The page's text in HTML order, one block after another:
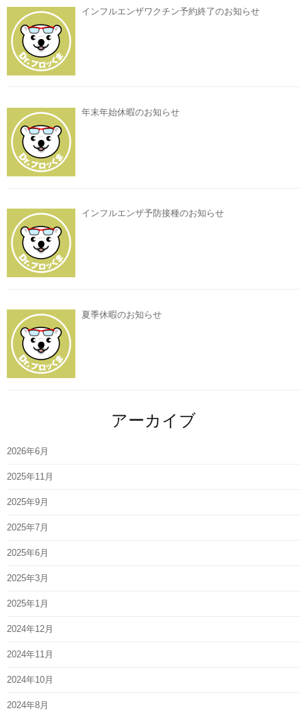
インフルエンザワクチン予約終了のお知らせ
年末年始休暇のお知らせ
インフルエンザ予防接種のお知らせ
夏季休暇のお知らせ
アーカイブ
2026年6月
2025年11月
2025年9月
2025年7月
2025年6月
2025年3月
2025年1月
2024年12月
2024年11月
2024年10月
2024年8月